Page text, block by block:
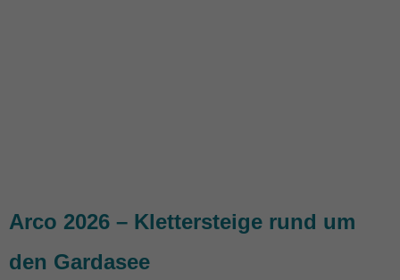
Arco 2026 – Klettersteige rund um
den Gardasee